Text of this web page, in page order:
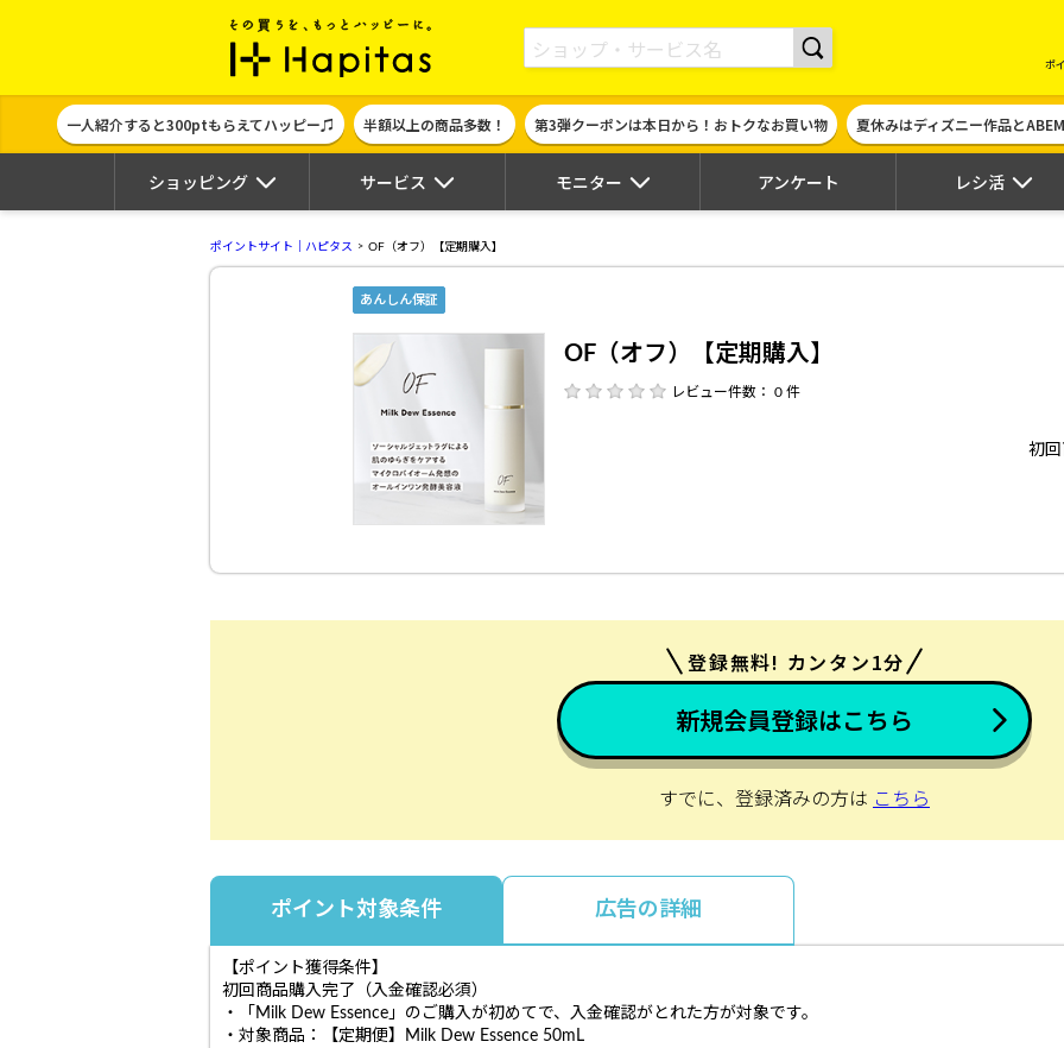
ポイント貯めて現金やギフト券に交換できるポイントサイト | ハピタス
ポ
一人紹介すると300ptもらえてハッピー♫ 半額以上の商品多数！ 第3弾クーポンは本日から！おトクなお買い物 夏休みはディズニー作品と
ショッピング サービス モニター アンケート レシ活
ポイントサイト｜ハピタス OF（オフ）【定期購入】
あんしん保証
OF（オフ）【定期購入】
レビュー件数： 0 件
初
登録無料! カンタン1分
新規会員登録はこちら
すでに、登録済みの方は こちら
ポイント対象条件 広告の詳細
【ポイント獲得条件】
初回商品購入完了（入金確認必須）
・「Milk Dew Essence」のご購入が初めてで、入金確認がとれた方が対象です。
・対象商品：【定期便】Milk Dew Essence 50mL